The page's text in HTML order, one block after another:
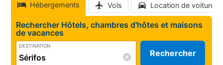
Hébergements Vols Location de voiture
Rechercher Hôtels, chambres d'hôtes et maisons
de vacances
DESTINATION
Rechercher